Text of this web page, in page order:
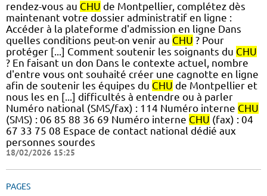
rendez-vous au CHU de Montpellier, complétez dès
maintenant votre dossier administratif en ligne :
Accéder à la plateforme d'admission en ligne Dans
quelles conditions peut-on venir au CHU ? Pour
protéger [...] Comment soutenir les soignants du CHU
? En faisant un don Dans le contexte actuel, nombre
d'entre vous ont souhaité créer une cagnotte en ligne
afin de soutenir les équipes du CHU de Montpellier et
nous les en [...] difficultés à entendre ou à parler
Numéro national (SMS/fax) : 114 Numéro interne CHU
(SMS) : 06 85 88 36 69 Numéro interne CHU (fax) : 04
67 33 75 08 Espace de contact national dédié aux
personnes sourdes
18/02/2026 15:25
PAGES